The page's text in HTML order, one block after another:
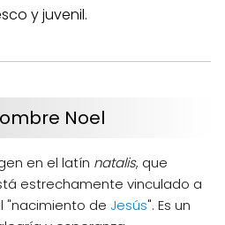
y juvenil.
Noel
en el latín natalis, que
estrechamente vinculado a
"nacimiento de Jesús". Es un